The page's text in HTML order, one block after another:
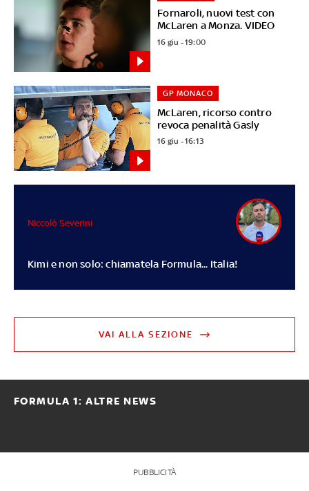
Fornaroli, nuovi test con
McLaren a Monza. VIDEO
16 giu - 19:00
McLaren, ricorso contro
revoca penalità Gasly
GP MONACO
16 giu - 16:13
Kimi e non solo: chiamatela Formula... Italia!
Niccolò Severini
VAI ALLA SEZIONE
FORMULA 1: ALTRE NEWS
PUBBLICITÀ